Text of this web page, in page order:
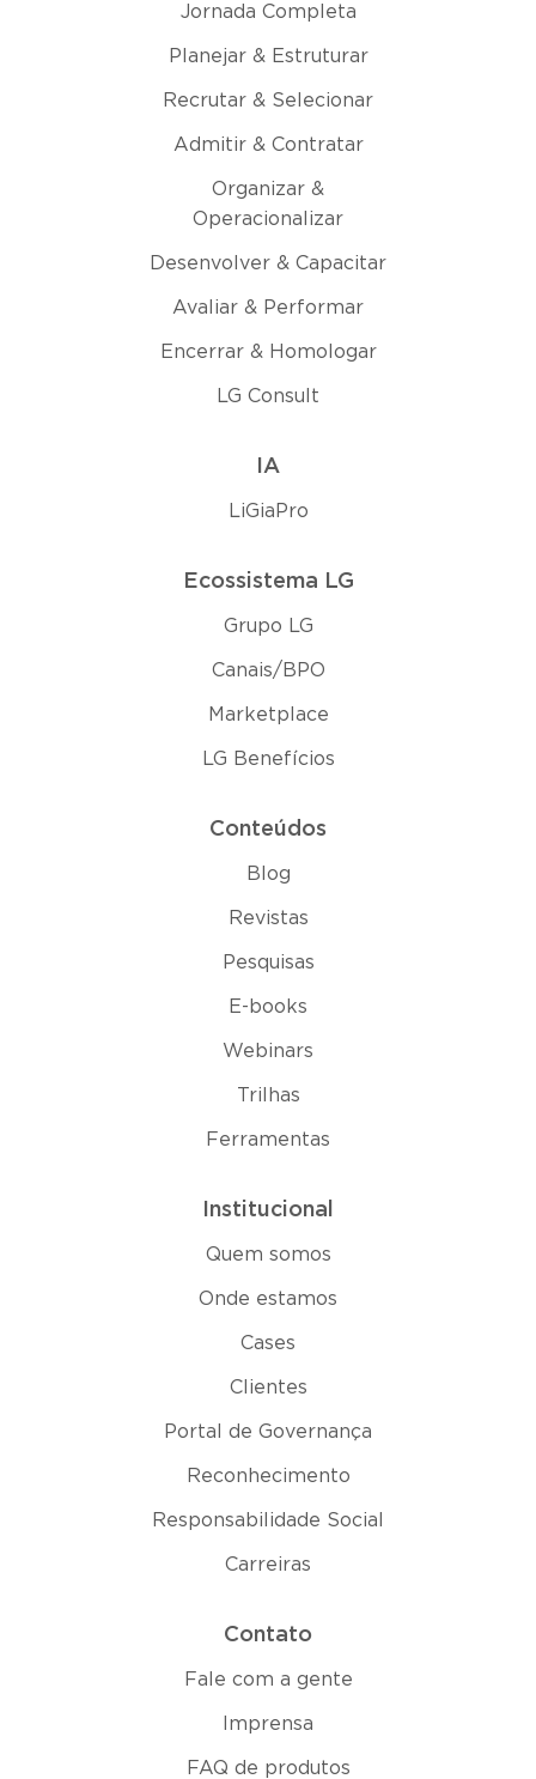
Jornada Completa
Planejar & Estruturar
Recrutar & Selecionar
Admitir & Contratar
Organizar &
Operacionalizar
Desenvolver & Capacitar
Avaliar & Performar
Encerrar & Homologar
LG Consult
IA
LiGiaPro
Ecossistema LG
Grupo LG
Canais/BPO
Marketplace
LG Benefícios
Conteúdos
Blog
Revistas
Pesquisas
E-books
Webinars
Trilhas
Ferramentas
Institucional
Quem somos
Onde estamos
Cases
Clientes
Portal de Governança
Reconhecimento
Responsabilidade Social
Carreiras
Contato
Fale com a gente
Imprensa
FAQ de produtos